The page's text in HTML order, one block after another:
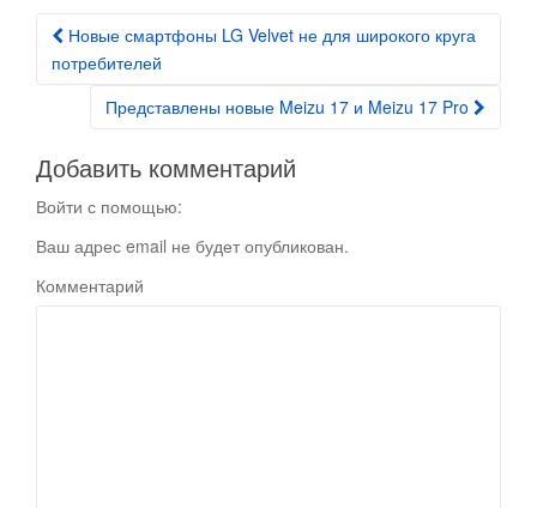
Post navigation
Новые смартфоны LG Velvet не для широкого круга
потребителей
Представлены новые Meizu 17 и Meizu 17 Pro
Добавить комментарий
Войти с помощью:
Ваш адрес email не будет опубликован.
Комментарий